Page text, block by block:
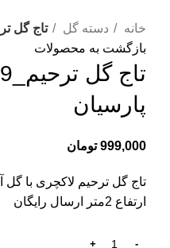
خانه
دسته گل
تاج گل ترحیم_41059 –
بازگشت به محصولات
پارسیان
999,000 تومان
تاج گل ترحیم لاکچری با گل
ارتفاع 2متر ارسال رایگان